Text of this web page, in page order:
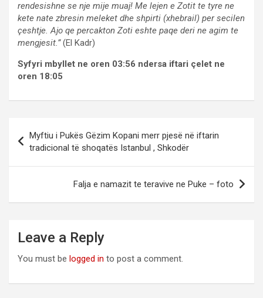
rendesishne se nje mije muaj! Me lejen e Zotit te tyre ne
kete nate zbresin meleket dhe shpirti (xhebrail) per secilen
çeshtje. Ajo qe percakton Zoti eshte paqe deri ne agim te
mengjesit.”(El Kadr)
Syfyri mbyllet ne oren 03:56 ndersa iftari çelet ne
oren 18:05
navigation
Myftiu i Pukës Gëzim Kopani merr pjesë në iftarin
tradicional të shoqatës Istanbul , Shkodër
Falja e namazit te teravive ne Puke – foto
Leave a Reply
You must be logged in to post a comment.